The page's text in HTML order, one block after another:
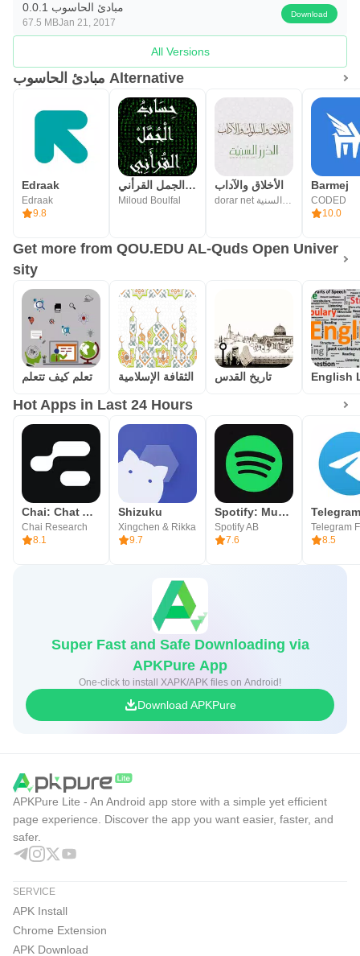
مبادئ الحاسوب 0.0.1
67.5 MBJan 21, 2017
Download
All Versions
مبادئ الحاسوب Alternative
Edraak
Edraak
9.8
حساب الجمل القرأني
Miloud Boulfal
الأخلاق والآداب
dorar net مؤسسة الدرر السنية
Barmej
CODED
10.0
Get more from QOU.EDU AL-Quds Open Univer
sity
تعلم كيف تتعلم الثقافة الإسلامية تاريخ القدس
Hot Apps in Last 24 Hours
Chai: Chat AI Platform
Chai Research
8.1
Shizuku
Xingchen & Rikka
9.7
Spotify: Music and Podcasts
Spotify AB
7.6
Telegram
Telegram
8.5
Super Fast and Safe Downloading via
APKPure App
One-click to install XAPK/APK files on Android!
Download APKPure
APKPure Lite - An Android app store with a simple yet efficient
page experience. Discover the app you want easier, faster, and
safer.
SERVICE
APK Install
Chrome Extension
APK Download